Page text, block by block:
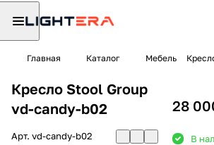
Главная Каталог Мебель
Кресло Stool Group
vd-candy-b02
Арт. vd-candy-b02
28
В